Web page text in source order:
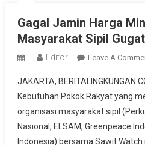
Gagal Jamin Harga
Masyarakat Sipil
Editor Leave A
JAKARTA,
Kebutuhan Pokok Rakyat yang
organisasi masyarakat sipil
Nasional, ELSAM, Greenpeace
Indonesia) bersama Sawit